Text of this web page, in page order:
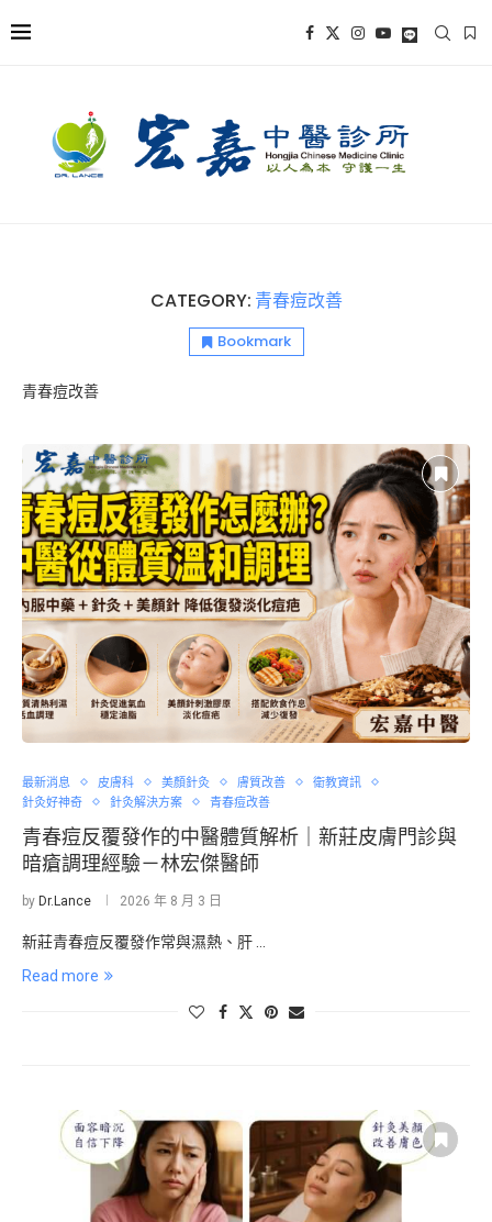
CATEGORY: 青春痘改善
Bookmark
青春痘改善
最新消息 皮膚科 美顏針灸 膚質改善
衛教資訊
針灸好神奇
針灸解決方案 青春痘改善
青春痘反覆發作的中醫體質解析｜新莊皮膚門診與
暗瘡調理經驗－林宏傑醫師
by Dr.Lance 2026 年 8 月 3 日
新莊青春痘反覆發作常與濕熱、肝 …
Read more